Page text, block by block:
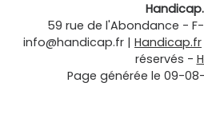
59 rue de l'Abondance -
info@handicap.fr | Handicap.fr
réservés -
Page générée le 09-08-